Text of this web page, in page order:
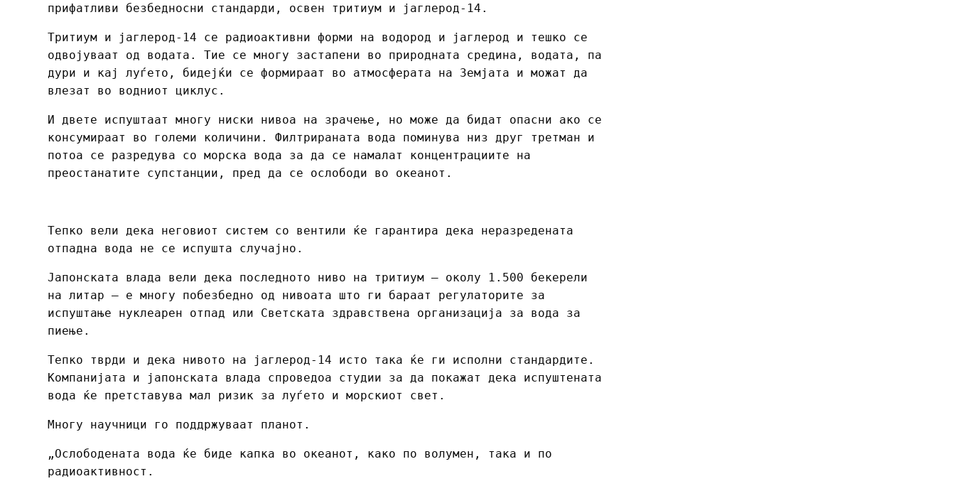
прифатливи безбедносни стандарди, освен тритиум и јаглерод-14.
Тритиум и јаглерод-14 се радиоактивни форми на водород и јаглерод и тешко се
одвојуваат од водата. Тие се многу застапени во природната средина, водата, па
дури и кај луѓето, бидејќи се формираат во атмосферата на Земјата и можат да
влезат во водниот циклус.
И двете испуштаат многу ниски нивоа на зрачење, но може да бидат опасни ако се
консумираат во големи количини. Филтрираната вода поминува низ друг третман и
потоа се разредува со морска вода за да се намалат концентрациите на
преостанатите супстанции, пред да се ослободи во океанот.
Тепко вели дека неговиот систем со вентили ќе гарантира дека неразредената
отпадна вода не се испушта случајно.
Јапонската влада вели дека последното ниво на тритиум – околу 1.500 бекерели
на литар – е многу побезбедно од нивоата што ги бараат регулаторите за
испуштање нуклеарен отпад или Светската здравствена организација за вода за
пиење.
Тепко тврди и дека нивото на јаглерод-14 исто така ќе ги исполни стандардите.
Компанијата и јапонската влада спроведоа студии за да покажат дека испуштената
вода ќе претставува мал ризик за луѓето и морскиот свет.
Многу научници го поддржуваат планот.
„Ослободената вода ќе биде капка во океанот, како по волумен, така и по
радиоактивност.